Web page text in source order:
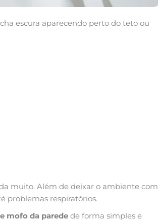
escura aparecendo perto do teto ou
muito. Além de deixar o ambiente com
problemas respiratórios.
mofo da parede de forma simples e